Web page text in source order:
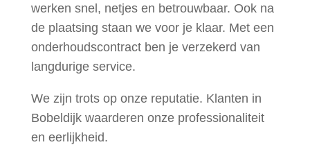
werken snel, netjes en betrouwbaar. Ook na
de plaatsing staan we voor je klaar. Met een
onderhoudscontract ben je verzekerd van
langdurige service.
We zijn trots op onze reputatie. Klanten in
Bobeldijk waarderen onze professionaliteit
en eerlijkheid.